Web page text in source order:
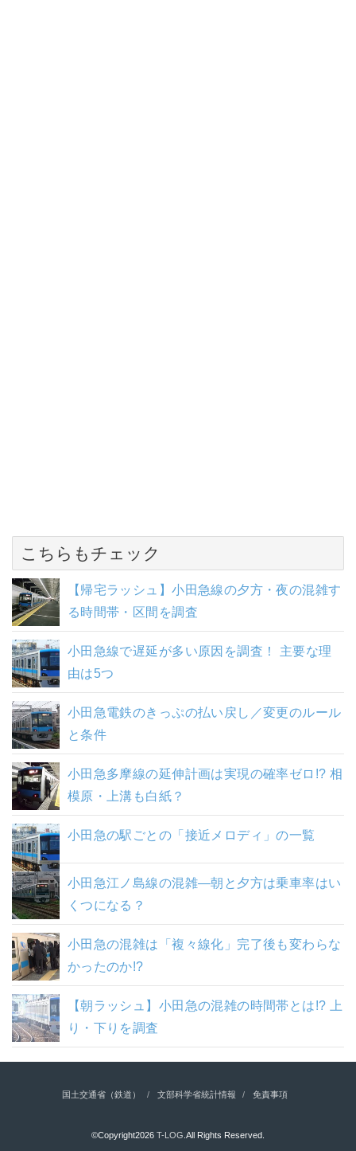
こちらもチェック
【帰宅ラッシュ】小田急線の夕方・夜の混雑す
る時間帯・区間を調査
小田急線で遅延が多い原因を調査！ 主要な理
由は5つ
小田急電鉄のきっぷの払い戻し／変更のルール
と条件
小田急多摩線の延伸計画は実現の確率ゼロ!? 相
模原・上溝も白紙？
小田急の駅ごとの「接近メロディ」の一覧
小田急江ノ島線の混雑―朝と夕方は乗車率はい
くつになる？
小田急の混雑は「複々線化」完了後も変わらな
かったのか!?
【朝ラッシュ】小田急の混雑の時間帯とは!? 上
り・下りを調査
国土交通省（鉄道） 文部科学省統計情報 免責事項
©Copyright2026 T-LOG .All Rights Reserved.